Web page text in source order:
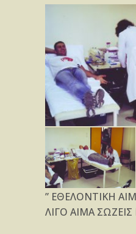
” ΕΘΕΛΟΝΤΙΚΗ
ΛΙΓΟ ΑΙΜΑ